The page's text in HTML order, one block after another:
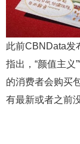
此前CBNData发
指出，“颜值主义
的消费者会购买
有最新或者之前